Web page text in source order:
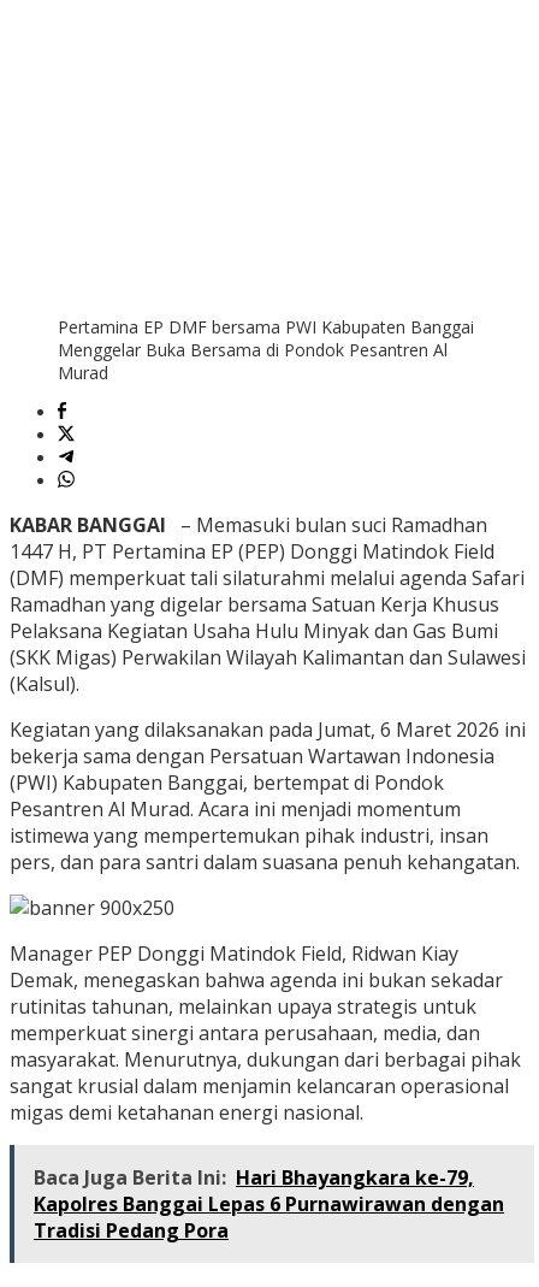
Pertamina EP DMF bersama PWI Kabupaten Banggai
Menggelar Buka Bersama di Pondok Pesantren Al
Murad
KABAR BANGGAI
– Memasuki bulan suci Ramadhan
1447 H, PT Pertamina EP (PEP) Donggi Matindok Field
(DMF) memperkuat tali silaturahmi melalui agenda Safari
Ramadhan yang digelar bersama Satuan Kerja Khusus
Pelaksana Kegiatan Usaha Hulu Minyak dan Gas Bumi
(SKK Migas) Perwakilan Wilayah Kalimantan dan Sulawesi
(Kalsul).
Kegiatan yang dilaksanakan pada Jumat, 6 Maret 2026 ini
bekerja sama dengan Persatuan Wartawan Indonesia
(PWI) Kabupaten Banggai, bertempat di Pondok
Pesantren Al Murad. Acara ini menjadi momentum
istimewa yang mempertemukan pihak industri, insan
pers, dan para santri dalam suasana penuh kehangatan.
Manager PEP Donggi Matindok Field, Ridwan Kiay
Demak, menegaskan bahwa agenda ini bukan sekadar
rutinitas tahunan, melainkan upaya strategis untuk
memperkuat sinergi antara perusahaan, media, dan
masyarakat. Menurutnya, dukungan dari berbagai pihak
sangat krusial dalam menjamin kelancaran operasional
migas demi ketahanan energi nasional.
Baca Juga Berita Ini: Hari Bhayangkara ke-79,
Kapolres Banggai Lepas 6 Purnawirawan dengan
Tradisi Pedang Pora